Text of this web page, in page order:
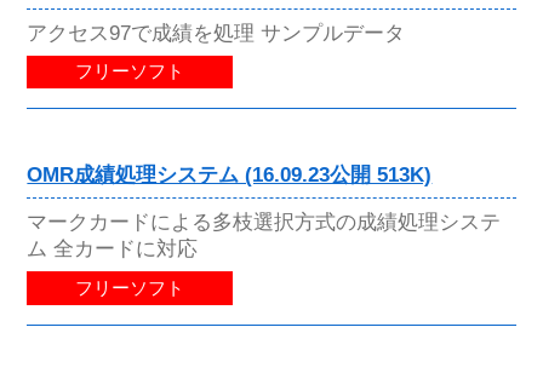
アクセス97で成績を処理 サンプルデータ
フリーソフト
OMR成績処理システム (16.09.23公開 513K)
マークカードによる多枝選択方式の成績処理システ
ム 全カードに対応
フリーソフト